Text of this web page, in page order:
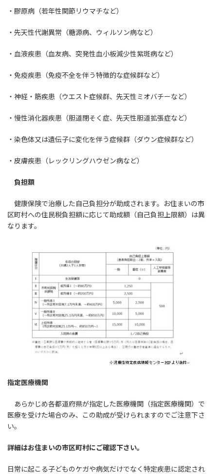
・膠原病（若年性関節リウマチなど）
・先天性代謝異常（糖源病、ウィルソン病など）
・血液疾患（血友病、突発性血小板減少性紫斑病など）
・免疫疾患（免疫不全を伴う特徴的な症候群など）
・神経・筋疾患（ウエスト症候群、先天性ミオバチーなど）
・慢性消化器疾患（胆道閉そく症、先天性胆道拡張症など）
・染色体又は遺伝子に変化を伴う症候群（ダウン症候群など）
・皮膚疾患（レックリングハウゼン病など）
負担額
健康保険で治療した自己負担分が助成されます。お住まいの市
区町村への住民税負担額に応じて助成額（自己負担上限額）は異
なります。
指定医療機関
あらかじめ各都道府県が指定した医療機関（指定医療機関）で
医療を受けた場合のみ、この助成が受けられますのでご注意下さ
い。
詳細はお住まいの市区町村にご確認下さい。
日常に起こる子どものケガや病気だけでなく特定疾患に認定され